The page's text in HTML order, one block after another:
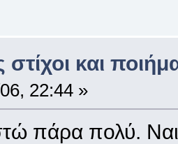
στίχοι και
22:44 »
πάρα πολύ.